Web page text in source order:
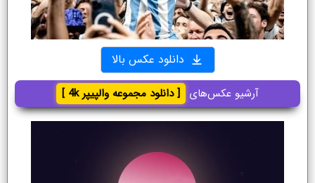
دانلود عکس بالا
آرشیو عکس‌های [ دانلود مجموعه والپیپر 4k ]